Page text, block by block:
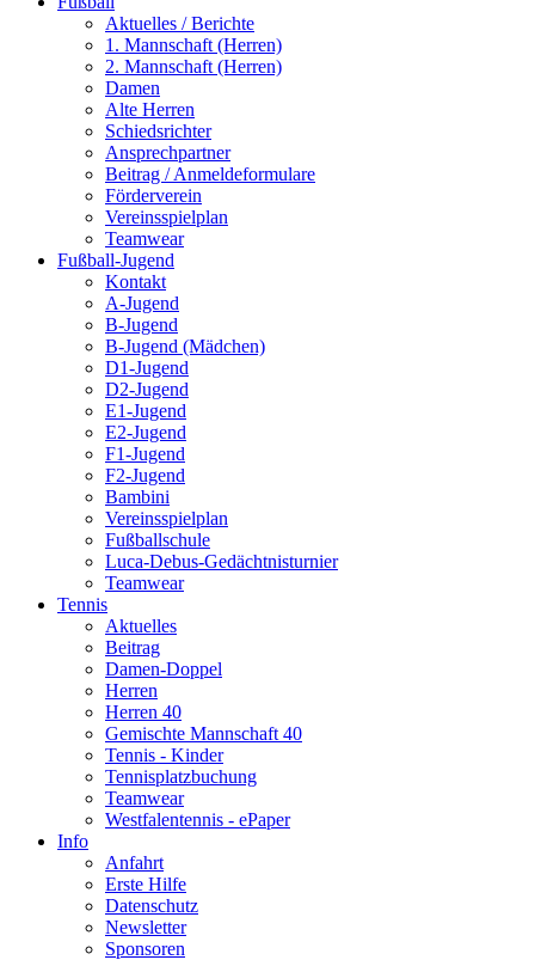
Aktuelles / Berichte
1. Mannschaft (Herren)
2. Mannschaft (Herren)
Damen
Alte Herren
Schiedsrichter
Ansprechpartner
Beitrag / Anmeldeformulare
Förderverein
Vereinsspielplan
Teamwear
Fußball-Jugend
Kontakt
A-Jugend
B-Jugend
B-Jugend (Mädchen)
D1-Jugend
D2-Jugend
E1-Jugend
E2-Jugend
F1-Jugend
F2-Jugend
Bambini
Vereinsspielplan
Fußballschule
Luca-Debus-Gedächtnisturnier
Teamwear
Tennis
Aktuelles
Beitrag
Damen-Doppel
Herren
Herren 40
Gemischte Mannschaft 40
Tennis - Kinder
Tennisplatzbuchung
Teamwear
Westfalentennis - ePaper
Info
Anfahrt
Erste Hilfe
Datenschutz
Newsletter
Sponsoren